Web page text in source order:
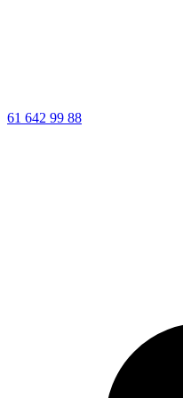
61 642 99 88